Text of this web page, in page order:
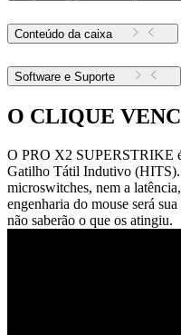
Conteúdo da caixa
Software e Suporte
O CLIQUE
O PRO X2 SUPERSTRIKE
Gatilho Tátil Indutivo (HITS).
microswitches, nem a
engenharia do mouse será
não saberão o que os atingiu.